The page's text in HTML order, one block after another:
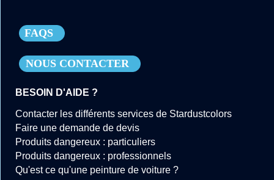
FAQS
NOUS CONTACTER
BESOIN D'AIDE ?
Contacter les différents services de Stardustcolors
Faire une demande de devis
Produits dangereux : particuliers
Produits dangereux : professionnels
Qu'est ce qu'une peinture de voiture ?